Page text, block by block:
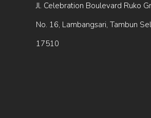
Jl. Celebration Boulevard Ruko
No. 16, Lambangsari, Tambun
17510